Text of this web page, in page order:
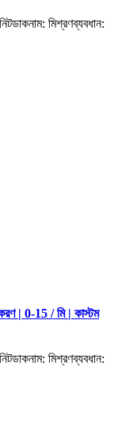
মিশ্রণব্যবধান:
| 0-15 / মি | কাস্টম
মিশ্রণব্যবধান: